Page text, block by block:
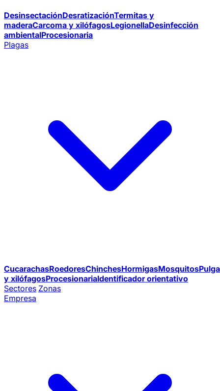
DesinsectaciónDesratizaciónTermitas y
maderaCarcoma y xilófagosLegionellaDesinfección
ambientalProcesionaria
Plagas
CucarachasRoedoresChinchesHormigasMosquitos
y xilófagosProcesionariaIdentificador orientativo
Sectores Zonas
Empresa